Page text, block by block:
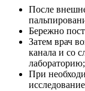
После
Бережно
Затем врач
канала и со
лабораторию;
При